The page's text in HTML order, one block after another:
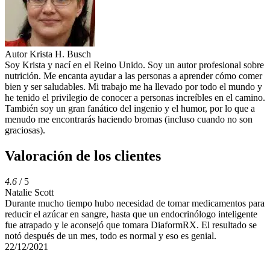
Autor Krista H. Busch
Soy Krista y nací en el Reino Unido. Soy un autor profesional sobre
nutrición. Me encanta ayudar a las personas a aprender cómo comer
bien y ser saludables. Mi trabajo me ha llevado por todo el mundo y
he tenido el privilegio de conocer a personas increíbles en el camino.
También soy un gran fanático del ingenio y el humor, por lo que a
menudo me encontrarás haciendo bromas (incluso cuando no son
graciosas).
Valoración de los clientes
4.6 / 5
Natalie Scott
Durante mucho tiempo hubo necesidad de tomar medicamentos para
reducir el azúcar en sangre, hasta que un endocrinólogo inteligente
fue atrapado y le aconsejó que tomara DiaformRX. El resultado se
notó después de un mes, todo es normal y eso es genial.
22/12/2021